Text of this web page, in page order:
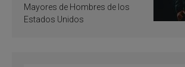
Mayores de Hombres de los
Estados Unidos